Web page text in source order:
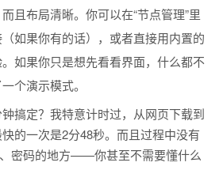
且布局清晰。你可以在“节点管理”里
如果你有的话），或者直接用内置的
如果你只是想先看看界面，什么都不
个演示模式。
搞定？我特意计时过，从网页下载到
的一次是2分48秒。而且过程中没有
密码的地方——你甚至不需要懂什么